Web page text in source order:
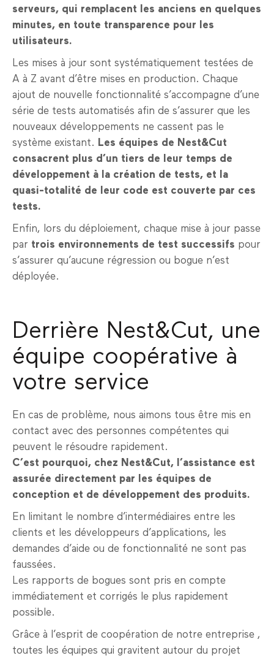
serveurs, qui remplacent les anciens en quelques
minutes, en toute transparence pour les
utilisateurs.
Les mises à jour sont systématiquement testées de
A à Z avant d’être mises en production. Chaque
ajout de nouvelle fonctionnalité s’accompagne d’une
série de tests automatisés afin de s’assurer que les
nouveaux développements ne cassent pas le
système existant. Les équipes de Nest&Cut
consacrent plus d’un tiers de leur temps de
développement à la création de tests, et la
quasi-totalité de leur code est couverte par ces
tests.
Enfin, lors du déploiement, chaque mise à jour passe
par trois environnements de test successifs pour
s’assurer qu’aucune régression ou bogue n’est
déployée.
Derrière Nest&Cut, une
équipe coopérative à
votre service
En cas de problème, nous aimons tous être mis en
contact avec des personnes compétentes qui
peuvent le résoudre rapidement.
C’est pourquoi, chez Nest&Cut, l’assistance est
assurée directement par les équipes de
conception et de développement des produits.
En limitant le nombre d’intermédiaires entre les
clients et les développeurs d’applications, les
demandes d’aide ou de fonctionnalité ne sont pas
faussées.
Les rapports de bogues sont pris en compte
immédiatement et corrigés le plus rapidement
possible.
Grâce à l’esprit de coopération de notre entreprise ,
toutes les équipes qui gravitent autour du projet